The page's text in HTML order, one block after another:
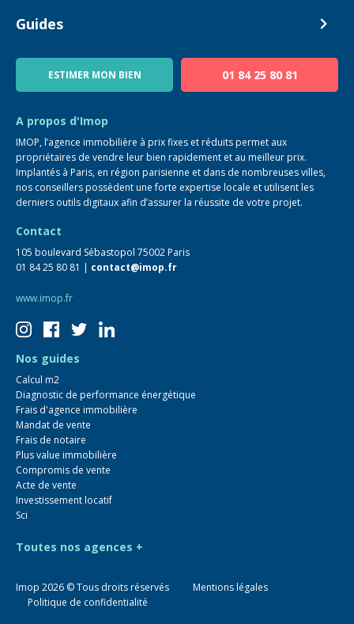
Devenir Conseiller
Guides
Blog
ESTIMER MON BIEN 01 84 25 80 81
A propos d'Imop
IMOP, l’agence immobilière à prix fixes et réduits permet aux
propriétaires de vendre leur bien rapidement et au meilleur prix.
Implantés à Paris, en région parisienne et dans de nombreuses villes,
nos conseillers possèdent une forte expertise locale et utilisent les
derniers outils digitaux afin d’assurer la réussite de votre projet.
Contact
105 boulevard Sébastopol 75002 Paris
01 84 25 80 81 | contact@imop.fr
www.imop.fr
Nos guides
Calcul m2
Diagnostic de performance énergétique
Frais d'agence immobilière
Mandat de vente
Frais de notaire
Plus value immobilière
Compromis de vente
Acte de vente
Investissement locatif
Sci
Toutes nos agences +
Imop 2026 © Tous droits réservés
Mentions légales
Politique de confidentialité